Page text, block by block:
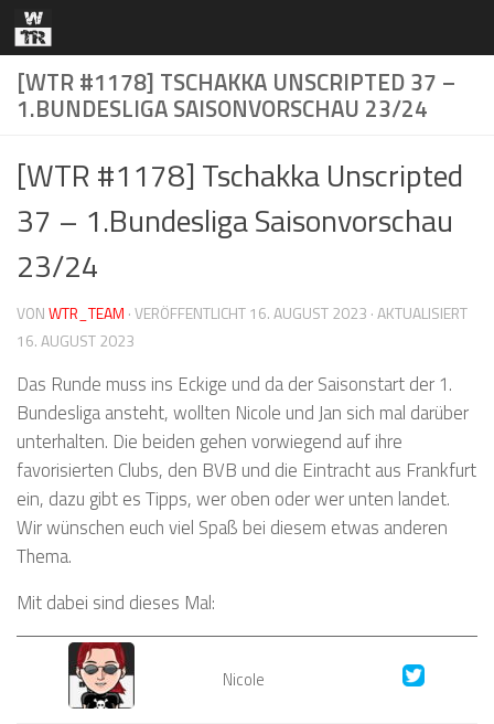
Zum Inhalt springen
[WTR #1178] TSCHAKKA UNSCRIPTED 37 –
1.BUNDESLIGA SAISONVORSCHAU 23/24
[WTR #1178] Tschakka Unscripted
37 – 1.Bundesliga Saisonvorschau
23/24
VONWTR_TEAM · VERÖFFENTLICHT16. AUGUST 2023 · AKTUALISIERT
16. AUGUST 2023
Das Runde muss ins Eckige und da der Saisonstart der 1.
Bundesliga ansteht, wollten Nicole und Jan sich mal darüber
unterhalten. Die beiden gehen vorwiegend auf ihre
favorisierten Clubs, den BVB und die Eintracht aus Frankfurt
ein, dazu gibt es Tipps, wer oben oder wer unten landet.
Wir wünschen euch viel Spaß bei diesem etwas anderen
Thema.
Mit dabei sind dieses Mal:
Nicole